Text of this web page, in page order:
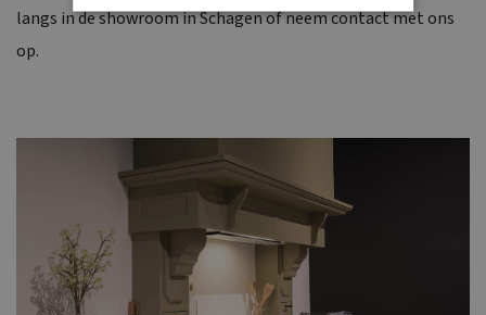
langs in de showroom in Schagen of neem contact met ons
op.